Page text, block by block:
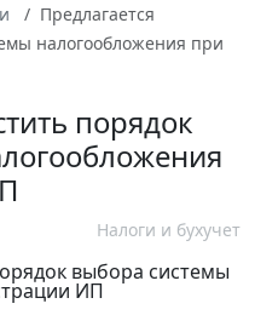
Предлагается
налогообложения при
порядок
Налоги и бухучет